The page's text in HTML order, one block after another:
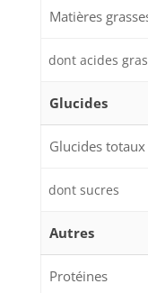
Matières
dont acides
Glucides
Glucides totaux
dont sucres
Autres
Protéines